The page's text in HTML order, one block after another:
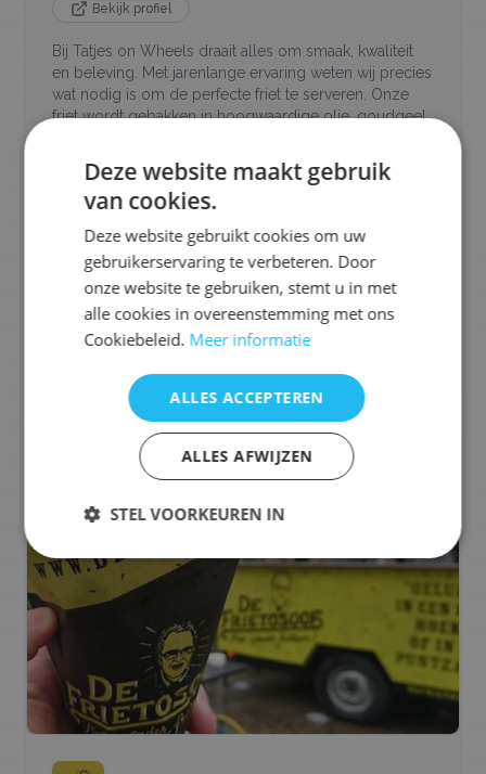
Bekijk profiel
Bij Tatjes on Wheels draait alles om smaak, kwaliteit
en beleving. Met jarenlange ervaring weten wij precies
wat nodig is om de perfecte friet te serveren. Onze
friet wordt gebakken in hoogwaardige olie, goudgeel
het compleet met de heerlijke sauzen van Oliehoorn
én onze huisgemaakte pindasaus.
Ons aanbod:
Friet 🧆Snacks 🍔Hamburgers 🥡Street Food
Vlees 🔥BBQ / Grill 🍗Kip +4 meer
Selecteren voor offerteaanvraag
Deze website maakt gebruik
van cookies.
Deze website gebruikt cookies om uw
gebruikerservaring te verbeteren. Door
onze website te gebruiken, stemt u in met
alle cookies in overeenstemming met ons
Cookiebeleid. Meer informatie
ALLES ACCEPTEREN
ALLES AFWIJZEN
STEL VOORKEUREN IN